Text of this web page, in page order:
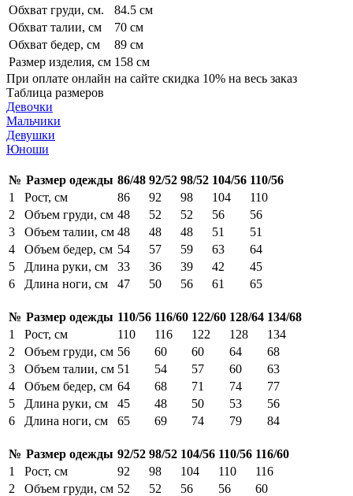
Обхват груди, см.
84.5 см
Обхват талии, см
70 см
Обхват бедер, см
89 см
Размер изделия, см 158 см
При оплате онлайн на сайте скидка 10% на весь заказ
Таблица размеров
Девочки
Мальчики
Девушки
Юноши
№ Размер одежды 86/48 92/52 98/52 104/56 110/56
1
Рост, см 86 92 98 104
110
2
Объем груди, см 48 52 52 56
56
3
Объем талии, см 48 48 48 51
51
4
Объем бедер, см 54 57 59 63
64
5
Длина руки, см 33 36 39 42
45
6
Длина ноги, см 47 50 56 61 65
№ Размер одежды 110/56 116/60 122/60 128/64 134/68
1
Рост, см 110 116 122 128
134
2
Объем груди, см 56 60 60 64
68
3
Объем талии, см 51 54 57 60
63
4
Объем бедер, см 64 68 71 74
77
5
Длина руки, см 45 48 50 53
56
6
Длина ноги, см 65 69 74 79 84
№ Размер одежды 92/52 98/52 104/56 110/56 116/60
1
Рост, см 92 98 104 110
116
2
Объем груди, см 52 52 56 56
60